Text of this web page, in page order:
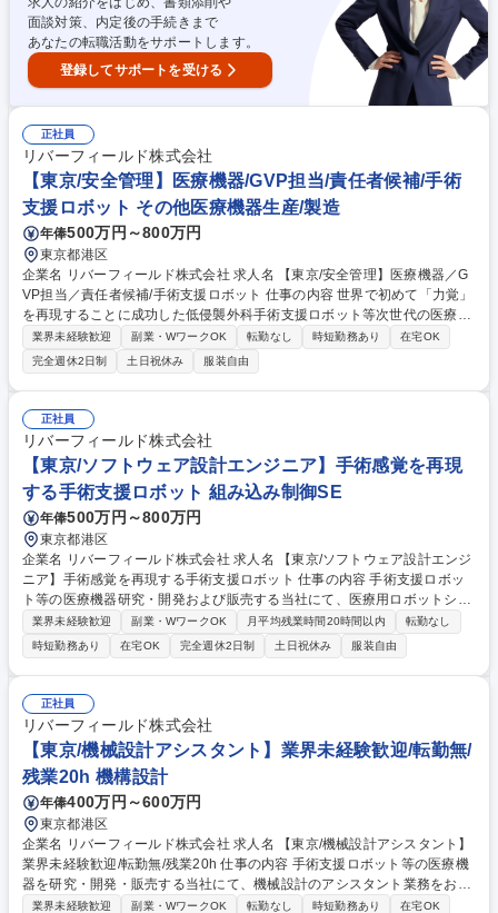
面談対策、内定後の手続きまで
あなたの転職活動をサポートします。
登録してサポートを受ける
正社員
リバーフィールド株式会社
【東京/安全管理】医療機器/GVP担当/責任者候補/手術
支援ロボット その他医療機器生産/製造
年俸500万円～800万円
東京都港区
企業名 リバーフィールド株式会社 求人名 【東京/安全管理】医療機器／G
VP担当／責任者候補/手術支援ロボット 仕事の内容 世界で初めて「力覚」
を再現することに成功した低侵襲外科手術支援ロボット等次世代の医療機
器を研究/開発/販売する当社にて安全管理業務を担当。安全情報の収集や
不具合対応等に加え、体制構築をお任せします。 ■市販後安全情報の収集
や評価、不具合等の報告対応 ■安全管理手順書の整備、国内外規制対応な
どの体制構築 ■品質保証(QA)や薬事(RA)との連携 ■社内への安全管理教育
と報告体制の整備 【仕事の魅力】少人数組織のため仕組みづくりに一貫し
て携われます。今後ASEANや欧米へ展開予定であり、事業に直結する安
全活動に挑戦できます。 募集職種 【東京/安全管理】医療機器／GVP担当
／責任者候補/手術支援ロボット
業界未経験歓迎 副業・WワークOK 転勤なし 時短勤務あり
在宅OK
完全週休2日制
土日祝休み 服装自由
正社員
リバーフィールド株式会社
【東京/ソフトウェア設計エンジニア】手術感覚を再現
する手術支援ロボット 組み込み制御SE
年俸500万円～800万円
東京都港区
企業名 リバーフィールド株式会社 求人名 【東京/ソフトウェア設計エンジ
ニア】手術感覚を再現する手術支援ロボット 仕事の内容 手術支援ロボッ
ト等の医療機器研究・開発および販売する当社にて、医療用ロボットシス
テムのソフトウェア設計エンジニアをお任せいたします。 【具体的に】■
医療機器に搭載するソフトウェアの要件定義/設計/実装/評価■QMS(ISO13
485等)に準拠した開発プロセスの計画/管理/文書化 リスクマネジメント(IS
O14971+IEC62304)に基づくリスクアセスメント実施■開発ドキュメント
(要求仕様書/設計書/試験仕様書/報告書等)の作成/レビュー■規制当局(監査/
申請資料作成等)や外部試験(安全試験等)対応における技術的サポート■他
部署(品質保証/薬事/製造)との連携/調整 募集職種 【東京/ソフトウェア設計
エンジニア】手術感覚を再現する手術支援ロボット
業界未経験歓迎 副業・WワークOK 月平均残業時間20時間以内
転勤なし
時短勤務あり
在宅OK 完全週休2日制 土日祝休み 服装自由
正社員
リバーフィールド株式会社
【東京/機械設計アシスタント】業界未経験歓迎/転勤無/
残業20h 機構設計
年俸400万円～600万円
東京都港区
企業名 リバーフィールド株式会社 求人名 【東京/機械設計アシスタント】
業界未経験歓迎/転勤無/残業20h 仕事の内容 手術支援ロボット等の医療機
器を研究・開発・販売する当社にて、機械設計のアシスタント業務をお任
せいたします。。開発エンジニアと確認/連携をとりながら、正確且つ効率
業界未経験歓迎 副業・WワークOK 転勤なし 時短勤務あり
在宅OK